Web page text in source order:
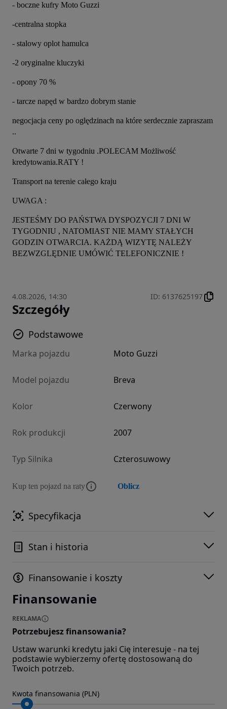
- boczne kufry Moto Guzzi
-centralna stopka
- stalowy oplot hamulca
-2 oryginalne kluczyki
- opony 70 %
- tarcze napęd w bardzo dobrym stanie
negocjacja ceny po oględzinach na które serdecznie zapraszam
..
Otwarte 7 dni w tygodniu .POLECAM Możliwość
kredytowania.RATY !
Transport na terenie całego kraju
UWAGA :
JESTEŚMY DO PAŃSTWA DYSPOZYCJI 7 DNI W
TYGODNIU , NATOMIAST NIE MAMY STAŁYCH
GODZIN OTWARCIA. KAŻDĄ WIZYTĘ NALEŻY
BEZWZGLĘDNIE UMÓWIĆ TELEFONICZNIE !
4.08.2026, 14:30 ID: 6137625197
Szczegóły
Podstawowe
Marka pojazdu Moto Guzzi
Model pojazdu Breva
Kolor Czerwony
Rok produkcji 2007
Typ Silnika Czterosuwowy
Kup ten pojazd na raty Oblicz
Specyfikacja
Stan i historia
Finansowanie i koszty
Finansowanie
REKLAMA
Potrzebujesz finansowania?
Ustaw warunki kredytu jaki Cię interesuje - na tej
podstawie wybierzemy ofertę dostosowaną do
Twoich potrzeb.
Kwota finansowania (PLN)